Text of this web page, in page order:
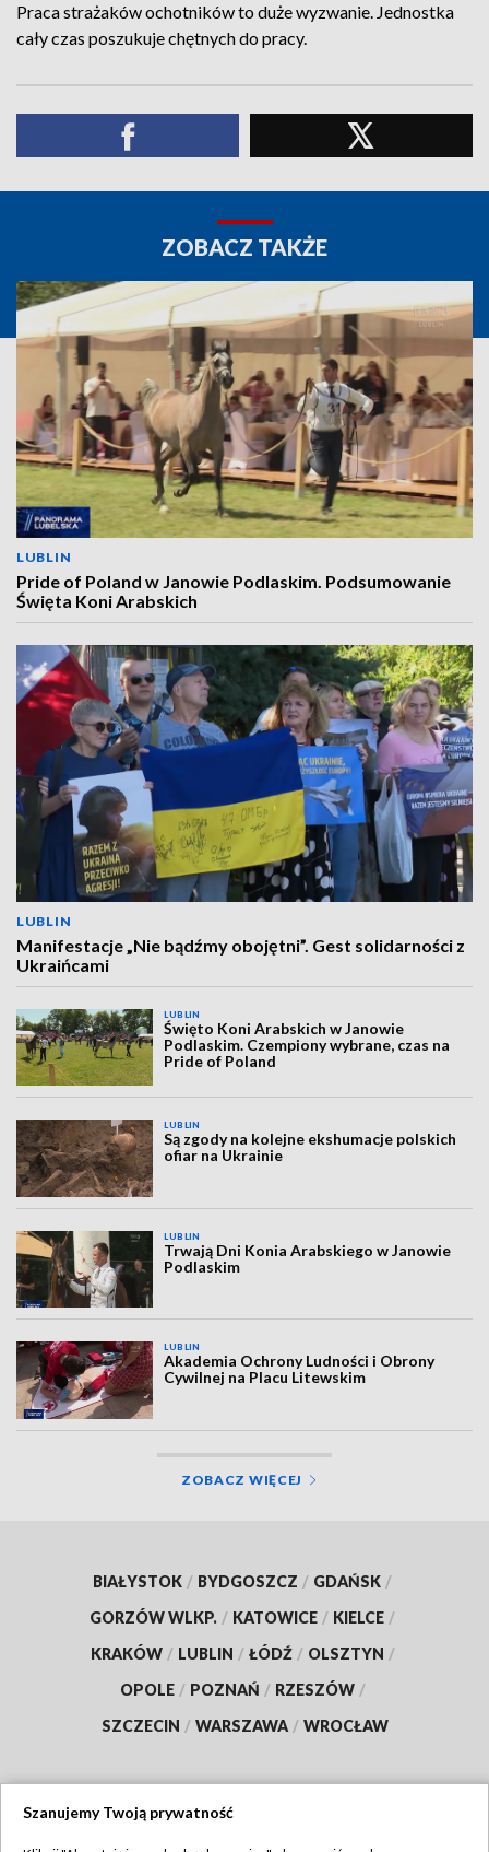
Praca strażaków ochotników to duże wyzwanie. Jednostka
cały czas poszukuje chętnych do pracy.
ZOBACZ TAKŻE
LUBLIN
Pride of Poland w Janowie Podlaskim. Podsumowanie
Święta Koni Arabskich
LUBLIN
Manifestacje „Nie bądźmy obojętni”. Gest solidarności z
Ukraińcami
LUBLIN
Święto Koni Arabskich w Janowie
Podlaskim. Czempiony wybrane, czas na
Pride of Poland
LUBLIN
Są zgody na kolejne ekshumacje polskich
ofiar na Ukrainie
LUBLIN
Trwają Dni Konia Arabskiego w Janowie
Podlaskim
LUBLIN
Akademia Ochrony Ludności i Obrony
Cywilnej na Placu Litewskim
ZOBACZ WIĘCEJ
BIAŁYSTOK / BYDGOSZCZ / GDAŃSK /
GORZÓW WLKP. / KATOWICE / KIELCE /
KRAKÓW / LUBLIN / ŁÓDŹ / OLSZTYN /
OPOLE / POZNAŃ / RZESZÓW /
SZCZECIN / WARSZAWA / WROCŁAW
Szanujemy Twoją prywatność